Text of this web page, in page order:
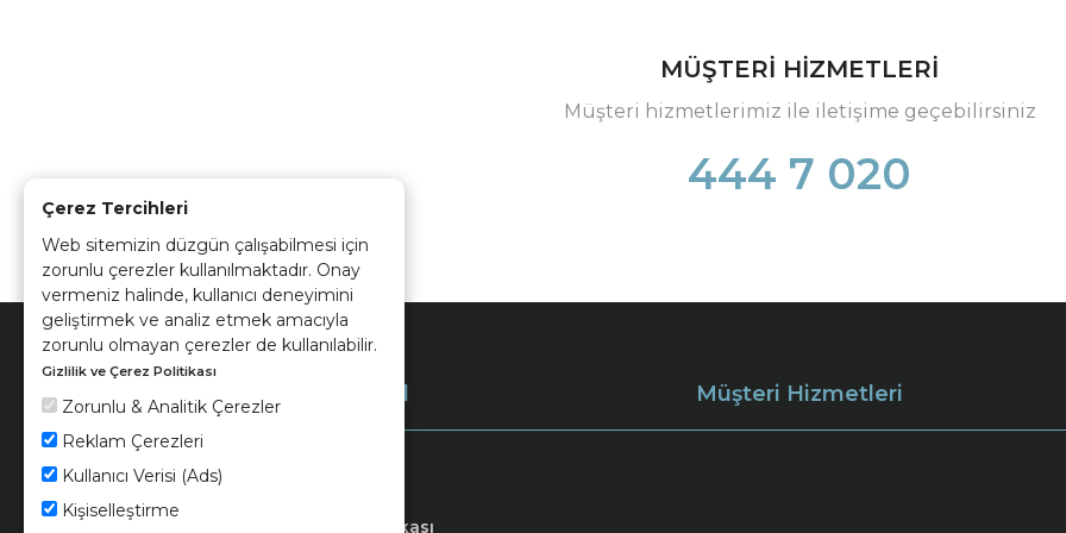
Çerez Tercihleri
Web sitemizin düzgün çalışabilmesi için
zorunlu çerezler kullanılmaktadır. Onay
vermeniz halinde, kullanıcı deneyimini
geliştirmek ve analiz etmek amacıyla
zorunlu olmayan çerezler de kullanılabilir.
Gizlilik ve Çerez Politikası
Zorunlu & Analitik Çerezler
Reklam Çerezleri
Kullanıcı Verisi (Ads)
Kişiselleştirme
MÜŞTERİ HİZMETLERİ
Müşteri hizmetlerimiz ile iletişime geçebilirsiniz
444 7 020
Müşteri Hizmetleri
Kvkk ve Çerez Politikası